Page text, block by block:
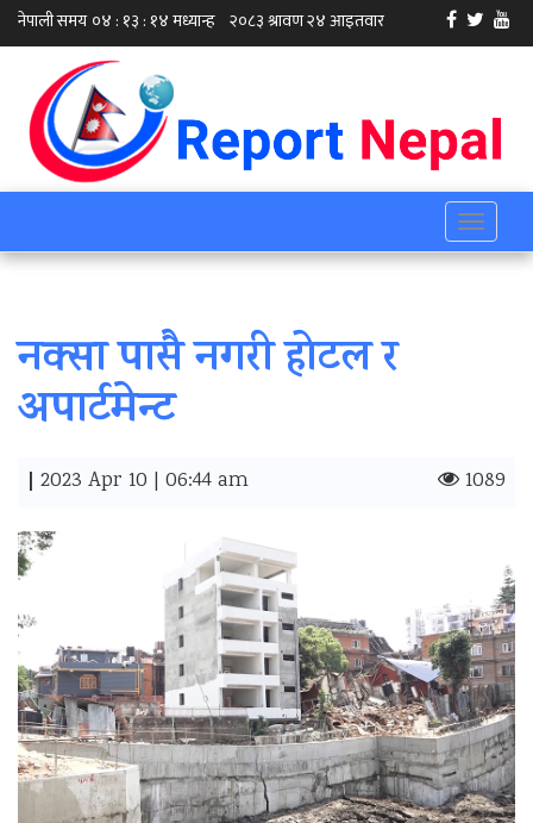
Toggle
नक्सा पासै नगरी होटल र
अपार्टमेन्ट
| 2023 Apr 10 | 06:44 am 1089